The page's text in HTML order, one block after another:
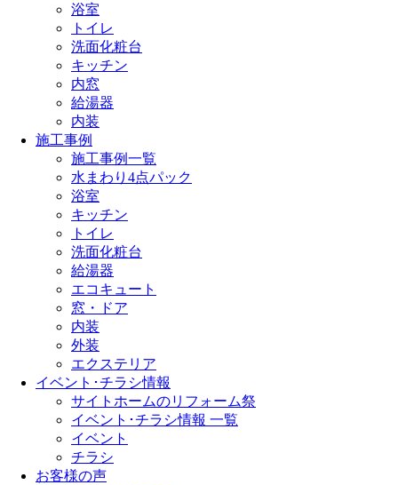
浴室
トイレ
洗面化粧台
キッチン
内窓
給湯器
内装
施工事例
施工事例一覧
水まわり4点パック
浴室
キッチン
トイレ
洗面化粧台
給湯器
エコキュート
窓・ドア
内装
外装
エクステリア
イベント･チラシ情報
サイトホームのリフォーム祭
イベント･チラシ情報 一覧
イベント
チラシ
お客様の声